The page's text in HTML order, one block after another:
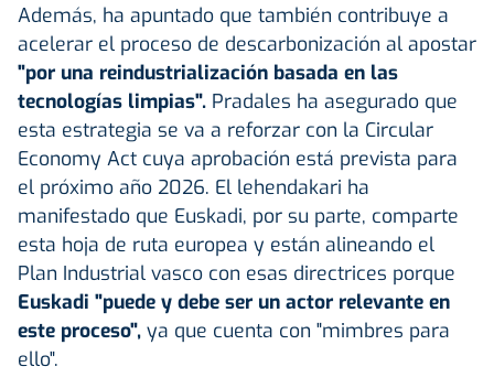
Además, ha apuntado que también contribuye a
acelerar el proceso de descarbonización al apostar
"por una reindustrialización basada en las
tecnologías limpias". Pradales ha asegurado que
esta estrategia se va a reforzar con la Circular
Economy Act cuya aprobación está prevista para
el próximo año 2026. El lehendakari ha
manifestado que Euskadi, por su parte, comparte
esta hoja de ruta europea y están alineando el
Plan Industrial vasco con esas directrices porque
Euskadi "puede y debe ser un actor relevante en
este proceso", ya que cuenta con "mimbres para
ello".